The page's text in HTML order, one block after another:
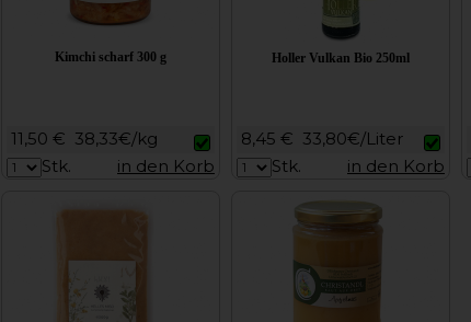
Kimchi scharf 300 g
11,50 € 38,33€/kg
Stk.
in den Korb
Holler Vulkan Bio 250ml
8,45 € 33,80€/Liter
Stk.
in den Korb